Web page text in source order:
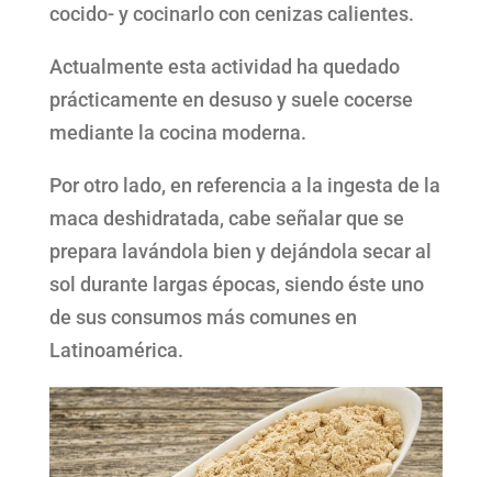
cocido- y cocinarlo con cenizas calientes.
Actualmente esta actividad ha quedado
prácticamente en desuso y suele cocerse
mediante la cocina moderna.
Por otro lado, en referencia a la ingesta de la
maca deshidratada, cabe señalar que se
prepara lavándola bien y dejándola secar al
sol durante largas épocas, siendo éste uno
de sus consumos más comunes en
Latinoamérica.